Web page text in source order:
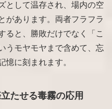
として温存され、場内の空
があります。両者フラフラ
ると、勝敗だけでなく「こ
うモヤモヤまで含めて、忘
憶に刻まれます。
たせる毒霧の応用